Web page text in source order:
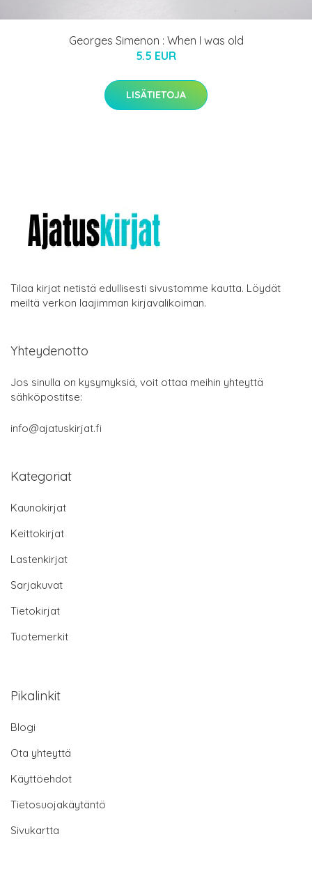
Georges Simenon : When I was old
5.5 EUR
LISÄTIETOJA
Tilaa kirjat netistä edullisesti sivustomme kautta. Löydät
meiltä verkon laajimman kirjavalikoiman.
Yhteydenotto
Jos sinulla on kysymyksiä, voit ottaa meihin yhteyttä
sähköpostitse:
info@ajatuskirjat.fi
Kategoriat
Kaunokirjat
Keittokirjat
Lastenkirjat
Sarjakuvat
Tietokirjat
Tuotemerkit
Pikalinkit
Blogi
Ota yhteyttä
Käyttöehdot
Tietosuojakäytäntö
Sivukartta